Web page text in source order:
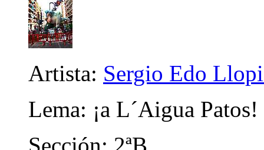
Artista: Sergio Edo
Lema: ¡a L´Aigua Patos!
Sección: 2ªB